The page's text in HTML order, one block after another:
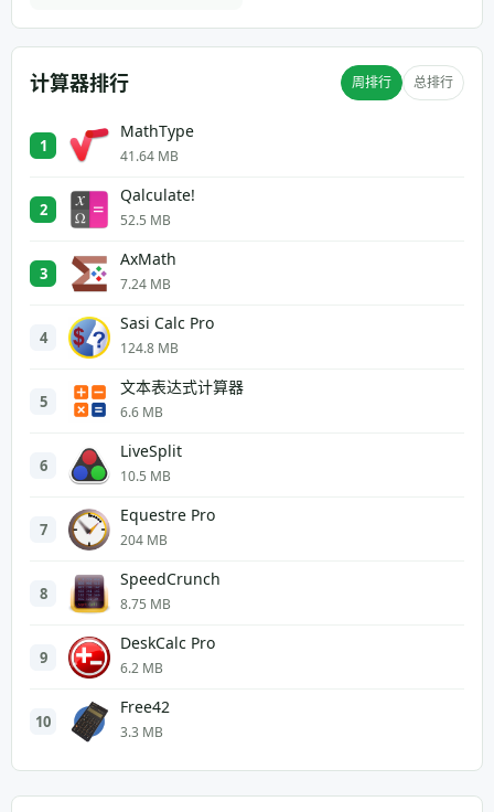
计算器排行 周排行 总排行
1
MathType
41.64 MB
2
Qalculate!
52.5 MB
3
AxMath
7.24 MB
4
Sasi Calc Pro
124.8 MB
5
文本表达式计算器
6.6 MB
6
LiveSplit
10.5 MB
7
Equestre Pro
204 MB
8
SpeedCrunch
8.75 MB
9
DeskCalc Pro
6.2 MB
10
Free42
3.3 MB